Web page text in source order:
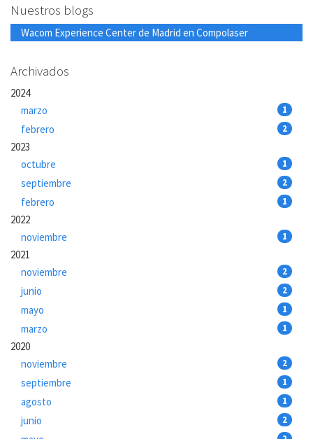
Nuestros blogs
Wacom Experience Center de Madrid en Compolaser
Archivados
2024
marzo
1
febrero 2
2023
octubre
1
septiembre 2
febrero 1
2022
noviembre
1
2021
noviembre
2
junio 2
mayo 1
marzo 1
2020
noviembre
2
septiembre 1
agosto 1
junio 2